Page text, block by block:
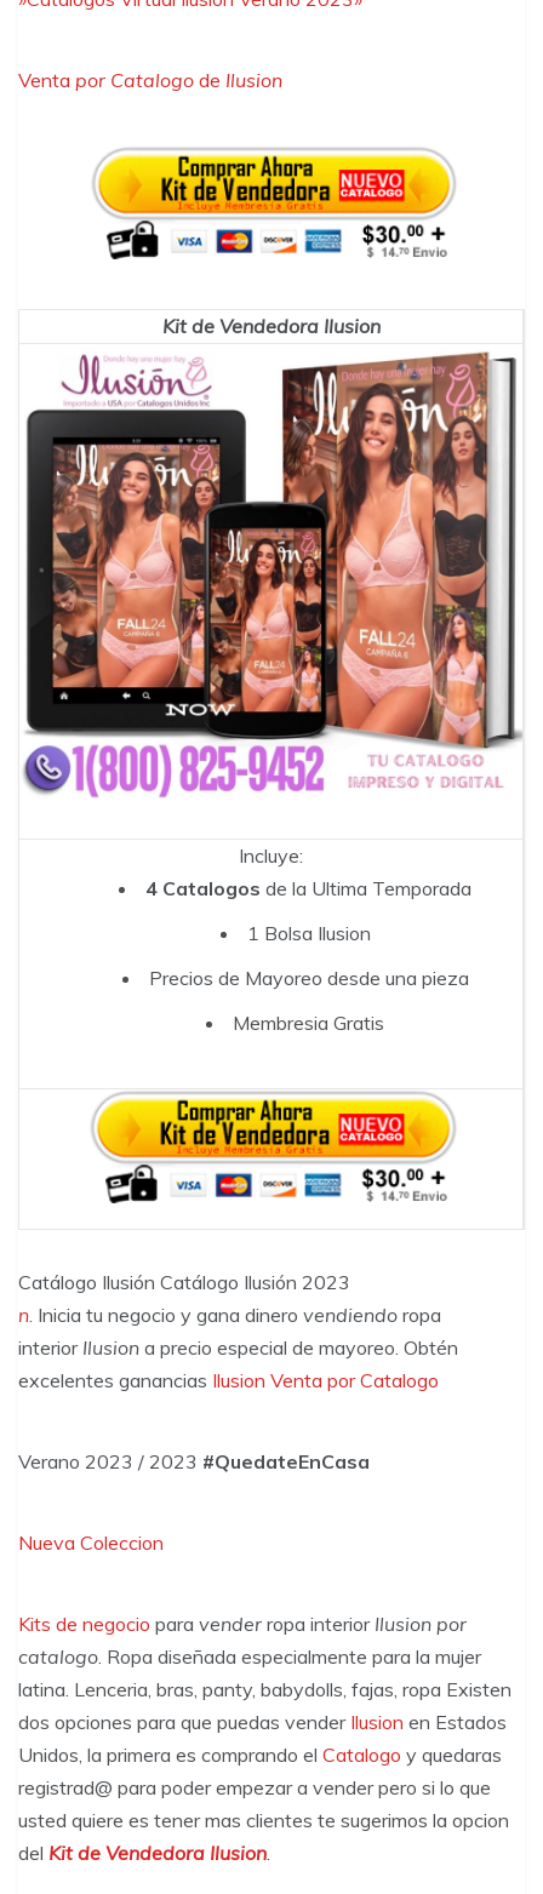
Venta por Catalogo de Ilusion
Kit de Vendedora Ilusion
Incluye:
4 Catalogos de la Ultima Temporada
1 Bolsa Ilusion
Precios de Mayoreo desde una pieza
Membresia Gratis
Catálogo Ilusión Catálogo Ilusión 2023
n. Inicia tu negocio y gana dinero vendiendo ropa
interior Ilusion a precio especial de mayoreo. Obtén
excelentes ganancias Ilusion Venta por Catalogo
Verano 2023 / 2023 #QuedateEnCasa
Nueva Coleccion
Kits de negocio para vender ropa interior Ilusion por
catalogo. Ropa diseñada especialmente para la mujer
latina. Lenceria, bras, panty, babydolls, fajas, ropa Existen
dos opciones para que puedas vender Ilusion en Estados
Unidos, la primera es comprando el Catalogo y quedaras
registrad@ para poder empezar a vender pero si lo que
usted quiere es tener mas clientes te sugerimos la opcion
del Kit de Vendedora Ilusion.